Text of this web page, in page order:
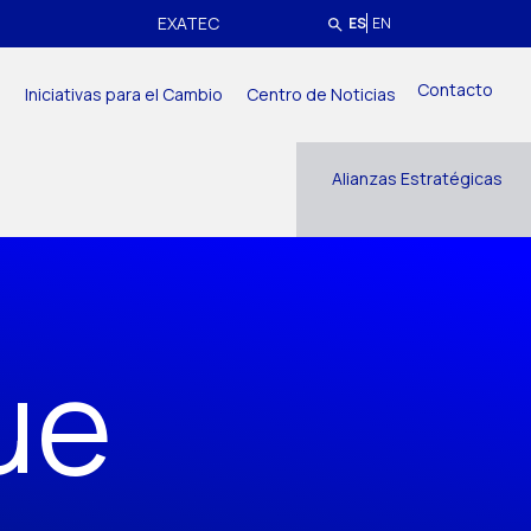
EXATEC ES EN
Iniciativas para el Cambio Centro de Noticias Contacto
Alianzas Estratégicas